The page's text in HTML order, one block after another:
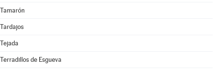
Tamarón
Tardajos
Tejada
Terradillos de Esgueva